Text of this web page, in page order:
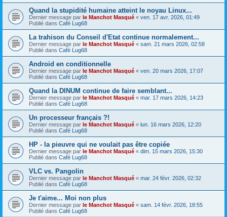
Quand la stupidité humaine atteint le noyau Linux...
Dernier message par le Manchot Masqué « ven. 17 avr. 2026, 01:49
Publié dans Café Lug68
La trahison du Conseil d'Etat continue normalement...
Dernier message par le Manchot Masqué « sam. 21 mars 2026, 02:58
Publié dans Café Lug68
Android en conditionnelle
Dernier message par le Manchot Masqué « ven. 20 mars 2026, 17:07
Publié dans Café Lug68
Quand la DINUM continue de faire semblant...
Dernier message par le Manchot Masqué « mar. 17 mars 2026, 14:23
Publié dans Café Lug68
Un processeur français ?!
Dernier message par le Manchot Masqué « lun. 16 mars 2026, 12:20
Publié dans Café Lug68
HP - la pieuvre qui ne voulait pas être copiée
Dernier message par le Manchot Masqué « dim. 15 mars 2026, 15:30
Publié dans Café Lug68
VLC vs. Pangolin
Dernier message par le Manchot Masqué « mar. 24 févr. 2026, 02:32
Publié dans Café Lug68
Je t'aime... Moi non plus
Dernier message par le Manchot Masqué « sam. 14 févr. 2026, 18:55
Publié dans Café Lug68